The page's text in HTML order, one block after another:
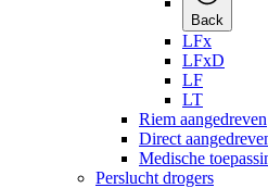
Back
LFx
LFxD
LF
LT
Riem aangedreven
Direct
Medische
Perslucht drogers